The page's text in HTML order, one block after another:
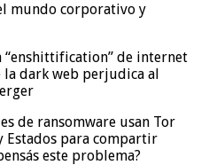
mundo corporativo y
“enshittification” de internet
la dark web perjudica al
de ransomware usan Tor
Estados para compartir
este problema?